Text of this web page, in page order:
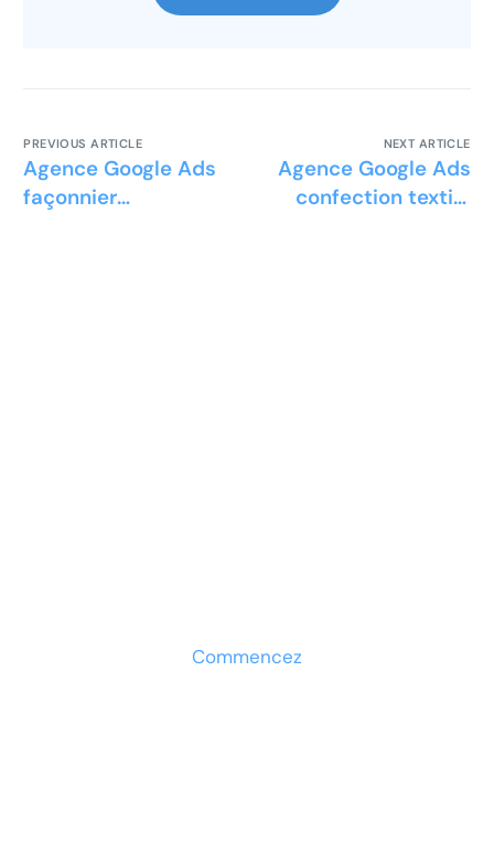
PREVIOUS ARTICLE
Agence Google Ads
façonnier
NEXT ARTICLE
Agence Google Ads
confection textile
Commencez